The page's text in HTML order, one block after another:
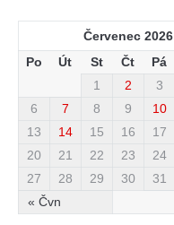
Červenec 2026
Po
Út St Čt Pá
« Čvn
1 2 3
6
7 8 9 10
13
14 15 16 17
20
21 22 23 24
27
28 29 30 31